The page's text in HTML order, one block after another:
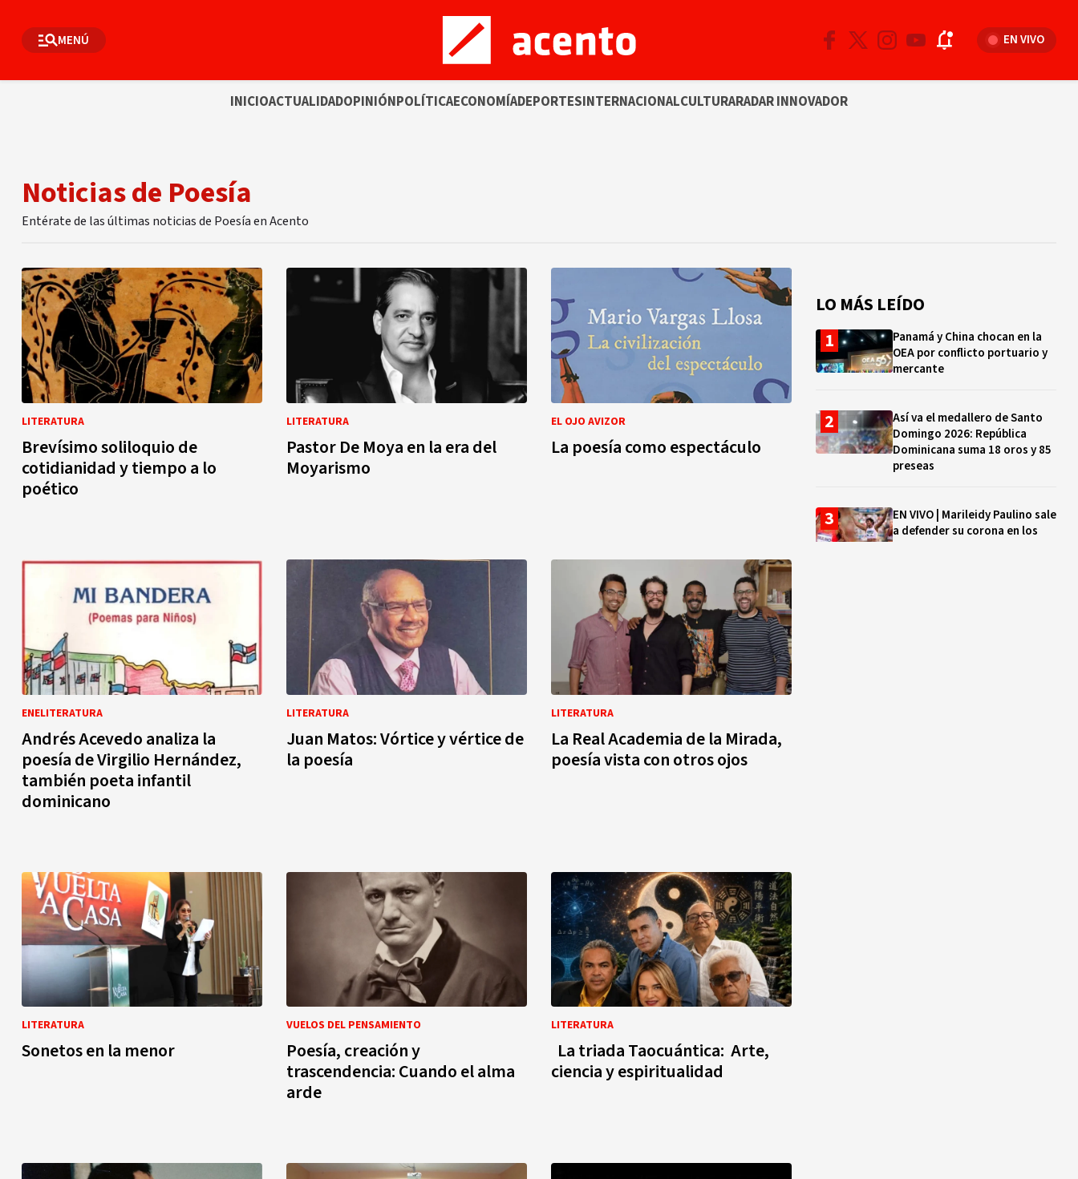
MENÚ EN VIVO
INICIOACTUALIDADOPINIÓNPOLÍTICAECONOMÍADEPORTESINTERNACIONALCULTURARADAR INNOVADOR
Noticias de Poesía
Entérate de las últimas noticias de Poesía en Acento
LITERATURA
Brevísimo soliloquio de
cotidianidad y tiempo a lo
poético
LITERATURA
Pastor De Moya en la era del
Moyarismo
EL OJO AVIZOR
La poesía como espectáculo
ENELITERATURA
Andrés Acevedo analiza la
poesía de Virgilio Hernández,
también poeta infantil
dominicano
LITERATURA
Juan Matos: Vórtice y vértice de
la poesía
LITERATURA
La Real Academia de la Mirada,
poesía vista con otros ojos
LITERATURA
Sonetos en la menor
VUELOS DEL PENSAMIENTO
Poesía, creación y
trascendencia: Cuando el alma
arde
LITERATURA
La triada Taocuántica: Arte,
ciencia y espiritualidad
LO MÁS LEÍDO
Panamá y China chocan en la
OEA por conflicto portuario y
mercante
Así va el medallero de Santo
Domingo 2026: República
Dominicana suma 18 oros y 85
preseas
EN VIVO | Marileidy Paulino sale
a defender su corona en los